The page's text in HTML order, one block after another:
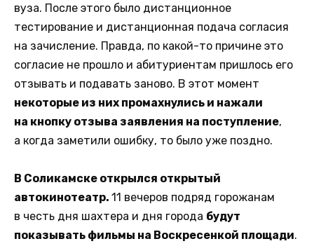
вуза. После этого было дистанционное
тестирование и дистанционная подача согласия
на зачисление. Правда, по какой-то причине это
согласие не прошло и абитуриентам пришлось его
отзывать и подавать заново. В этот момент
некоторые из них промахнулись и нажали
на кнопку отзыва заявления на поступление,
а когда заметили ошибку, то было уже поздно.
В Соликамске открылся открытый
автокинотеатр. 11 вечеров подряд горожанам
в честь дня шахтера и дня города будут
показывать фильмы на Воскресенкой площади.